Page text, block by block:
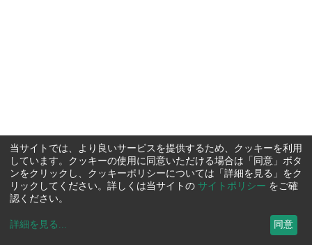
当サイトでは、より良いサービスを提供するため、クッキーを利用
しています。クッキーの使用に同意いただける場合は「同意」ボタ
ンをクリックし、クッキーポリシーについては「詳細を見る」をク
リックしてください。詳しくは当サイトの サイトポリシー をご確
認ください。
詳細を見る ... 同意